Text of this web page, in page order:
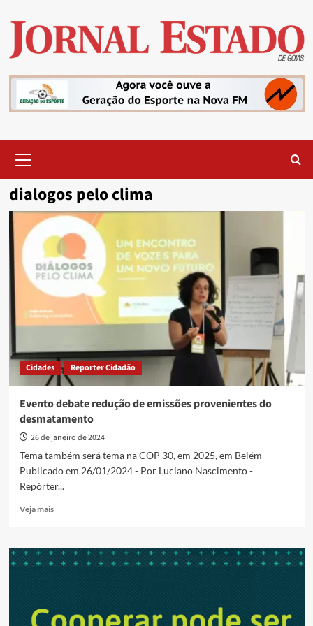
content
Menu
dialogos pelo clima
Cidades Reporter Cidadão
Evento debate redução de emissões provenientes do
desmatamento
26 de janeiro de 2024
Tema também será tema na COP 30, em 2025, em Belém
Publicado em 26/01/2024 - Por Luciano Nascimento -
Repórter...
Veja maisRead
Evento
debate
provenientes